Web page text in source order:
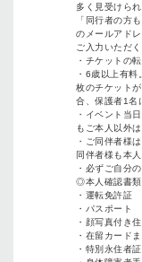
多く見受けられ
「同行者の方
のメールアド
ご入力いただ
・チケットの
・6歳以上有
枚のチケット
合、保護者1名
・イベント当
もご本人以外
・ご同伴者様
同伴者様も本
・必ずご自分
◎本人確認書類
・運転免許証
・パスポート
・顔写真付き
・在留カード
・特別永住者